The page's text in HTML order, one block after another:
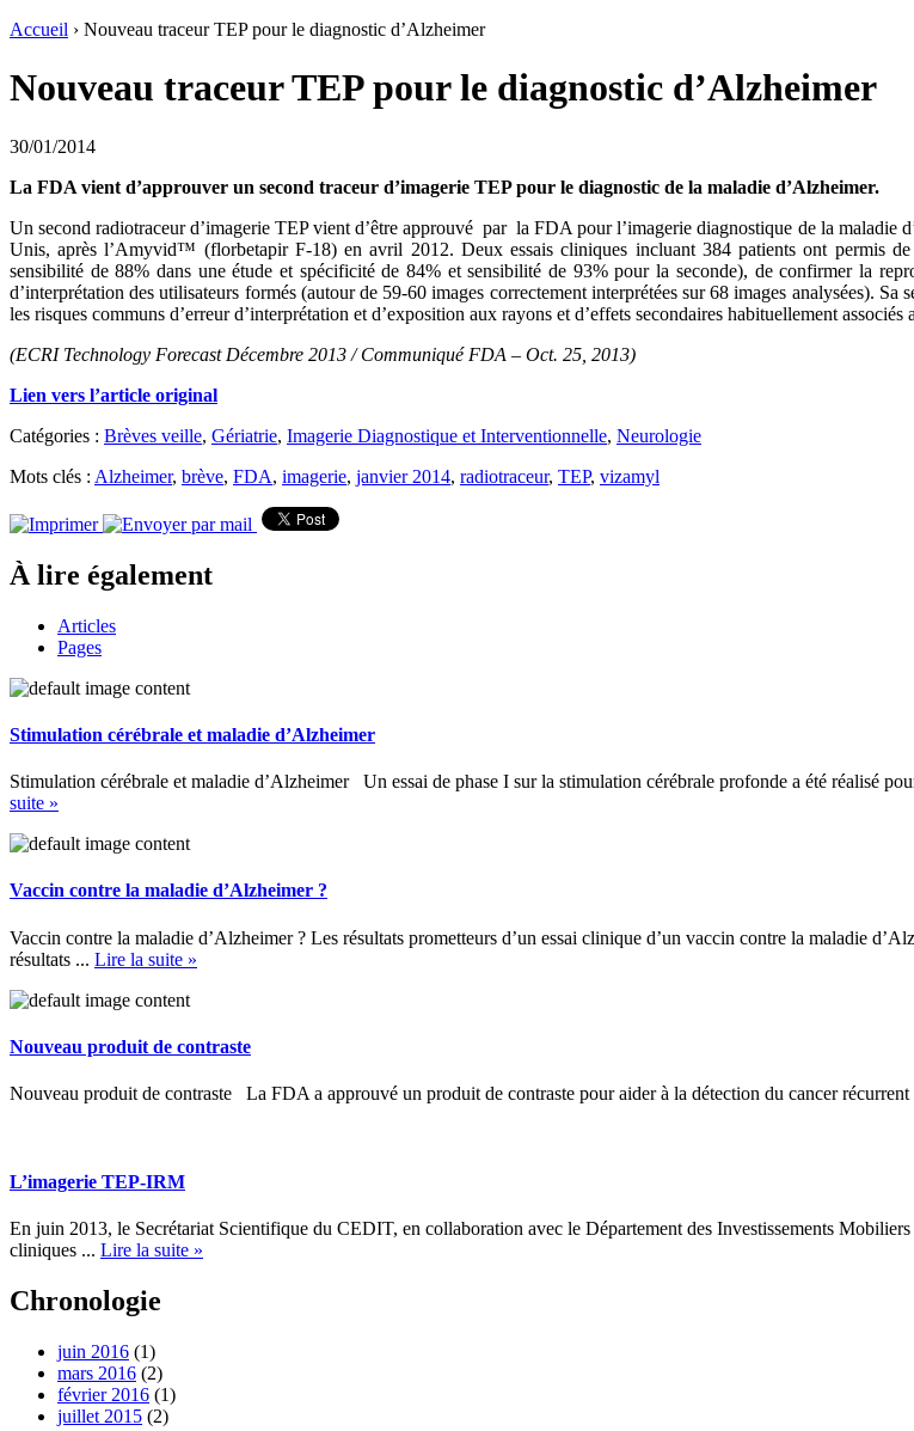
Accueil › Nouveau traceur TEP pour le diagnostic d’Alzheimer
Nouveau traceur TEP pour le diagnostic d’Alzheimer
30/01/2014
La FDA vient d’approuver un second traceur d’imagerie TEP pour le diagnostic de la maladie d’Alzheimer.
Un second radiotraceur d’imagerie TEP vient d’être approuvé par la FDA pour l’imagerie diagnostique de la
Unis, après l’Amyvid™ (florbetapir F-18) en avril 2012. Deux essais cliniques incluant 384 patients ont permis
sensibilité de 88% dans une étude et spécificité de 84% et sensibilité de 93% pour la seconde), de confirmer la
d’interprétation des utilisateurs formés (autour de 59-60 images correctement interprétées sur 68 images analysées).
les risques communs d’erreur d’interprétation et d’exposition aux rayons et d’effets secondaires habituellement
(ECRI Technology Forecast Décembre 2013 / Communiqué FDA – Oct. 25, 2013)
Lien vers l’article original
Catégories : Brèves veille, Gériatrie, Imagerie Diagnostique et Interventionnelle, Neurologie
Mots clés : Alzheimer, brève, FDA, imagerie, janvier 2014, radiotraceur, TEP, vizamyl
À lire également
Articles
Pages
Stimulation cérébrale et maladie d’Alzheimer
Stimulation cérébrale et maladie d’Alzheimer Un essai de phase I sur la stimulation cérébrale profonde a été réalisé
suite »
Vaccin contre la maladie d’Alzheimer ?
Vaccin contre la maladie d’Alzheimer ? Les résultats prometteurs d’un essai clinique d’un vaccin contre la maladie
résultats ... Lire la suite »
Nouveau produit de contraste
Nouveau produit de contraste La FDA a approuvé un produit de contraste pour aider à la détection du cancer
L’imagerie TEP-IRM
En juin 2013, le Secrétariat Scientifique du CEDIT, en collaboration avec le Département des Investissements
cliniques ... Lire la suite »
Chronologie
juin 2016 (1)
mars 2016 (2)
février 2016 (1)
juillet 2015 (2)